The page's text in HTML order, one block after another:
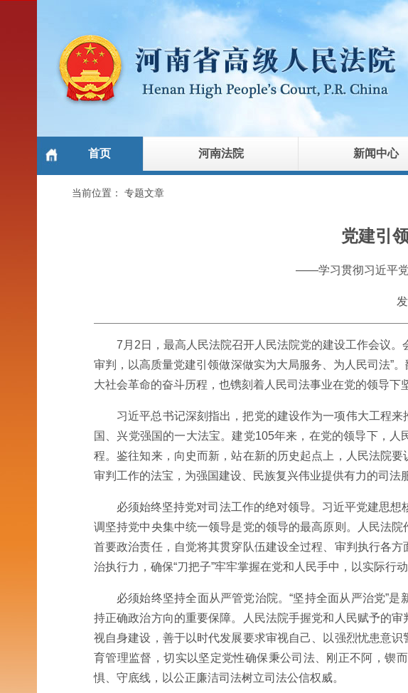
首页 河南法院 新闻中心
当前位置： 专题文章
党建引
——学习贯彻习近平
7月2日，最高人民法院召开人民法院党的建设工作会议
审判，以高质量党建引领做深做实为大局服务、为人民司法”
大社会革命的奋斗历程，也镌刻着人民司法事业在党的领导下
习近平总书记深刻指出，把党的建设作为一项伟大工程
国、兴党强国的一大法宝。建党105年来，在党的领导下，
程。鉴往知来，向史而新，站在新的历史起点上，人民法院
审判工作的法宝，为强国建设、民族复兴伟业提供有力的司法
必须始终坚持党对司法工作的绝对领导。习近平党建思想
调坚持党中央集中统一领导是党的领导的最高原则。人民法
首要政治责任，自觉将其贯穿队伍建设全过程、审判执行各
治执行力，确保“刀把子”牢牢掌握在党和人民手中，以实际行动
必须始终坚持全面从严管党治院。“坚持全面从严治党”
持正确政治方向的重要保障。人民法院手握党和人民赋予的
视自身建设，善于以时代发展要求审视自己、以强烈忧患意
育管理监督，切实以坚定党性确保秉公司法、刚正不阿，锲
惧、守底线，以公正廉洁司法树立司法公信权威。